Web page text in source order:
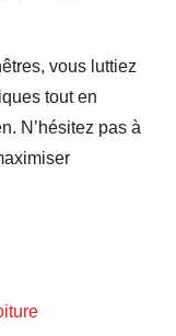
vous luttiez
tout en
N’hésitez pas à